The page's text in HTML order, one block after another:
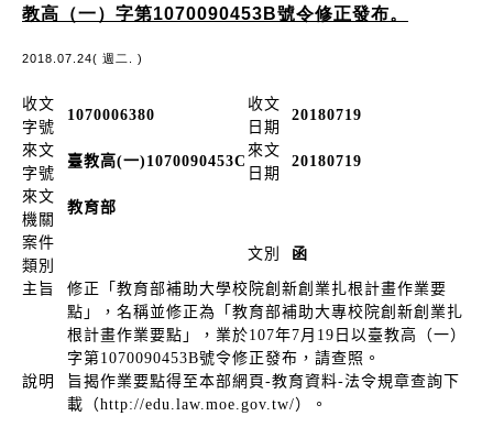
教高（一）字第1070090453B號令修正發布。
2018.07.24( 週二. )
收文
字號
1070006380
收文
日期
20180719
來文
字號
臺教高(一)1070090453C
來文
日期
20180719
來文
機關
教育部
案件
類別
文別 函
主旨
修正「教育部補助大學校院創新創業扎根計畫作業要
點」，名稱並修正為「教育部補助大專校院創新創業扎
根計畫作業要點」，業於107年7月19日以臺教高（一）
字第1070090453B號令修正發布，請查照。
說明
旨揭作業要點得至本部網頁-教育資料-法令規章查詢下
載（http://edu.law.moe.gov.tw/）。